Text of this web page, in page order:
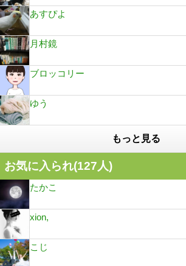
あすぴよ
月村鏡
ブロッコリー
ゆう
もっと見る
お気に入られ(127人)
たかこ
xion,
こじ